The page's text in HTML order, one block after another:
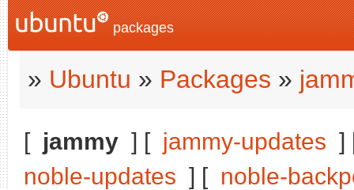
packages
» Ubuntu » Packages »
[ jammy ] [ jammy-updates
noble-updates ] [ noble-